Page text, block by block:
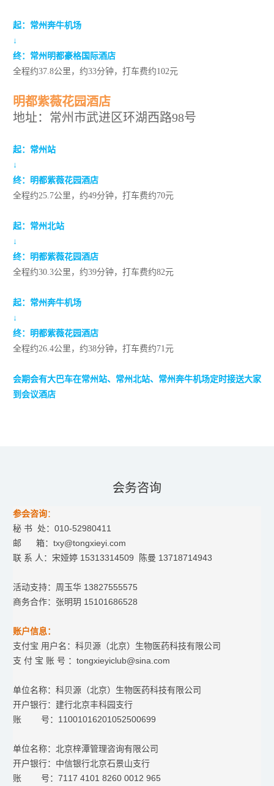
起：常州奔牛机场
↓
终：常州明都豪格国际酒店
全程约37.8公里，约33分钟，打车费约102元
明都紫薇花园酒店
地址：常州市武进区环湖西路98号
起： 常州站
↓
终：
明都紫薇花园酒店
全程约25.7公里，约49分钟，打车费约70元
起：常州北站
↓
终：
明都紫薇花园酒店
全程约30.3公里，约39分钟，打车费约82元
起：常州奔牛机场
↓
终：明都紫薇花园酒店
全程约26.4公里，约38分钟，打车费约71元
会期会有大巴车在常州站、常州北站、 常州奔牛机场定时接送大家
到会议酒店
会务咨询
参会咨询：
秘 书 处：010-52980411
邮 箱：txy@tongxieyi.com
联 系 人：宋娅婷 15313314509 陈曼 13718714943
活动支持：周玉华 13827555575
商务合作：张明玥 15101686528
账户信息：
支付宝 用户名：科贝源（北京）生物医药科技有限公司
支 付 宝 账 号 ：tongxieyiclub@sina.com
单位名称：科贝源（北京）生物医药科技有限公司
开户银行：建行北京丰科园支行
账 号：11001016201052500699
单位名称：北京梓潭管理咨询有限公司
开户银行：中信银行北京石景山支行
账 号：7117 4101 8260 0012 965